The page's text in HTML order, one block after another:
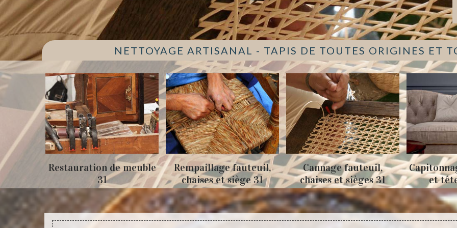
NETTOYAGE ARTISANAL - TAPIS DE TOUTES ORIGINES ET
meuble
Rempaillage fauteuil,
chaises et siège 31
Cannage fauteuil,
chaises et sièges 31
Capitonnage de canapés
et tête de lit 31